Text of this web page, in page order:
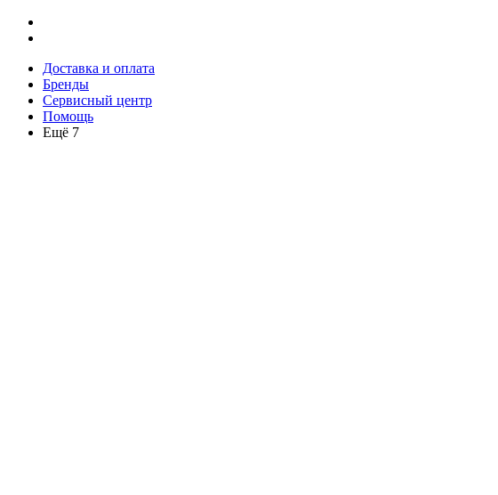
Доставка и оплата
Бренды
Сервисный центр
Помощь
Ещё 7